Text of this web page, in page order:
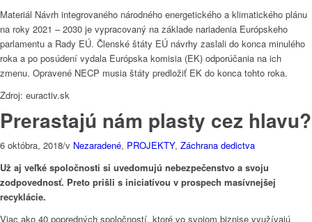
Materiál Návrh integrovaného národného energetického a klimatického plánu
na roky 2021 – 2030 je vypracovaný na základe nariadenia Európskeho
parlamentu a Rady EÚ. Členské štáty EÚ návrhy zaslali do konca minulého
roka a po posúdení vydala Európska komisia (EK) odporúčania na ich
zmenu. Opravené NECP musia štáty predložiť EK do konca tohto roka.
Zdroj: euractiv.sk
Prerastajú nám plasty cez hlavu?
6 októbra, 2018/v Nezaradené, PROJEKTY, Záchrana dedictva
Už aj veľké spoločnosti si uvedomujú nebezpečenstvo a svoju
zodpovednosť. Preto prišli s iniciatívou v prospech masívnejšej
recyklácie.
Viac ako 40 popredných spoločností, ktoré vo svojom biznise využívajú